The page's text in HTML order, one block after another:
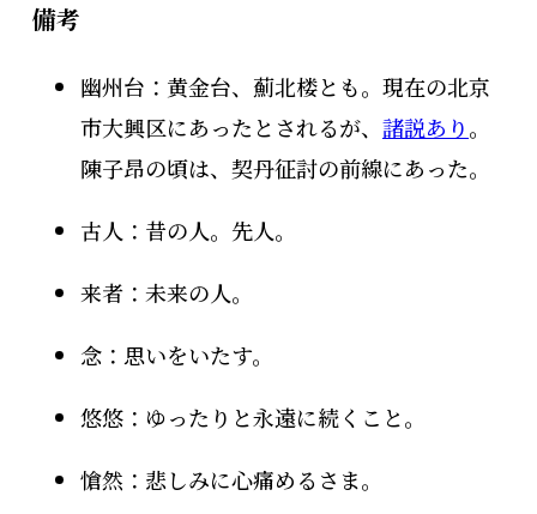
備考
幽州台：黄金台、薊北楼とも。現在の北京
市大興区にあったとされるが、 諸説あり。
陳子昂の頃は、契丹征討の前線にあった。
古人：昔の人。先人。
来者：未来の人。
念：思いをいたす。
悠悠：ゆったりと永遠に続くこと。
愴然：悲しみに心痛めるさま。